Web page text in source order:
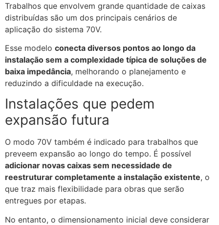
Trabalhos que envolvem grande quantidade de caixas
distribuídas são um dos principais cenários de
aplicação do sistema 70V.
Esse modelo conecta diversos pontos ao longo da
instalação sem a complexidade típica de soluções de
baixa impedância, melhorando o planejamento e
reduzindo a dificuldade na execução.
Instalações que pedem
expansão futura
O modo 70V também é indicado para trabalhos que
preveem expansão ao longo do tempo. É possível
adicionar novas caixas sem necessidade de
reestruturar completamente a instalação existente, o
que traz mais flexibilidade para obras que serão
entregues por etapas.
No entanto, o dimensionamento inicial deve considerar